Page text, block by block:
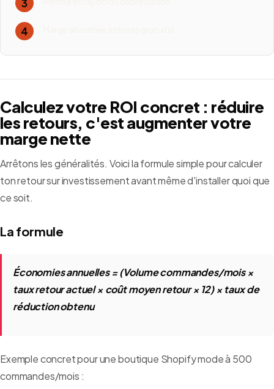
3
4
Calculez votre ROI concret : réduire
les retours, c'est augmenter votre
marge nette
Arrêtons les généralités. Voici la formule simple pour calculer
ton retour sur investissement avant même d'installer quoi que
ce soit.
La formule
Économies annuelles = (Volume commandes/mois ×
taux retour actuel × coût moyen retour × 12) × taux de
réduction obtenu
Exemple concret pour une boutique Shopify mode à 500
commandes/mois :